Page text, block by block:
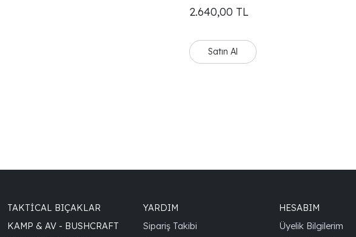
üstesinden gelebilecek bir ürün.
Yanınızdan ayırmak
2.640,00 TL
Satın Al
TAKTICAL BIÇAKLAR
KAMP & AV - BUSHCRAFT
YARDIM
Sipariş Takibi
HESABIM
Üyelik Bilgilerim